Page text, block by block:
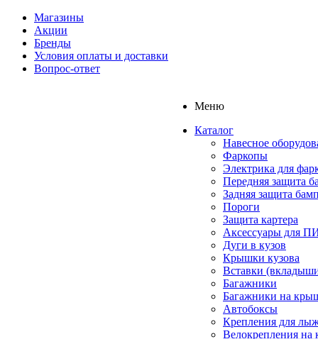
Магазины
Акции
Бренды
Условия оплаты и доставки
Вопрос-ответ
Меню
Каталог
Навесное
Фаркопы
Электрика для
Передняя защита
Задняя защита
Пороги
Защита картера
Аксессуары для
Дуги в кузов
Крышки кузова
Вставки
Багажники
Багажники на
Автобоксы
Крепления для
Велокрепления